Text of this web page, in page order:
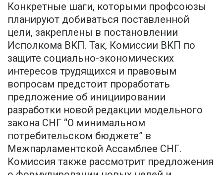
Конкретные шаги, которыми профсоюзы
планируют добиваться поставленной
цели, закреплены в постановлении
Исполкома ВКП. Так, Комиссии ВКП по
защите социально-экономических
интересов трудящихся и правовым
вопросам предстоит проработать
предложение об инициировании
разработки новой редакции модельного
закона СНГ “О минимальном
потребительском бюджете” в
Межпарламентской Ассамблее СНГ.
Комиссия также рассмотрит предложения